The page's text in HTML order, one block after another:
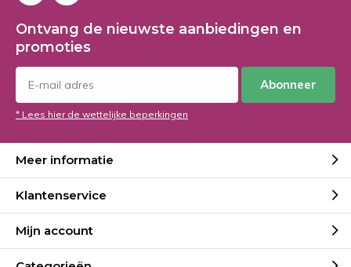
Ontvang de nieuwste aanbiedingen en
promoties
Abonneer
* Lees hier de wettelijke beperkingen
Meer informatie
Klantenservice
Mijn account